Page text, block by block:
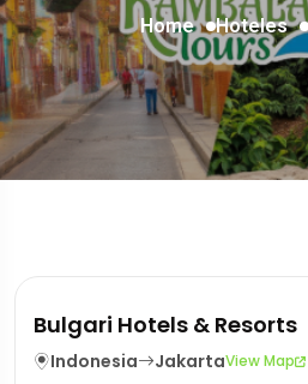
Home Hoteles
Bulgari Hotels & Resorts
Indonesia JakartaView Map